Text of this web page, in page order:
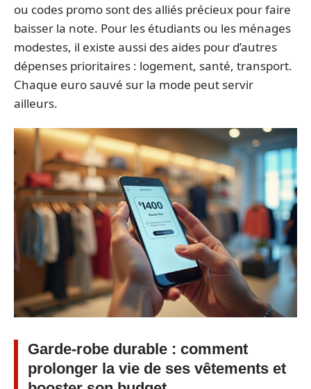
ou codes promo sont des alliés précieux pour faire
baisser la note. Pour les étudiants ou les ménages
modestes, il existe aussi des aides pour d’autres
dépenses prioritaires : logement, santé, transport.
Chaque euro sauvé sur la mode peut servir
ailleurs.
Garde-robe durable : comment
prolonger la vie de ses vêtements et